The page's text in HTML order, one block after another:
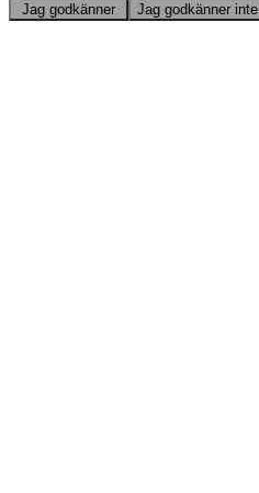
Jag godkänner Jag godkänner inte